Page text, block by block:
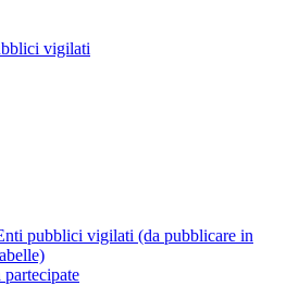
vigilati
pubblici vigilati (da pubblicare in
partecipate